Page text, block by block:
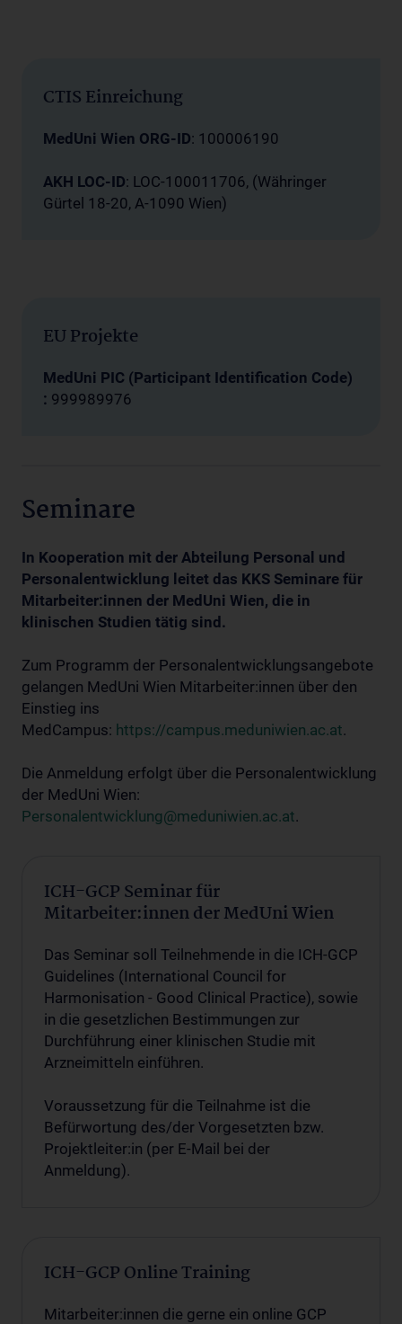
CTIS Einreichung
MedUni Wien ORG-ID: 100006190
AKH LOC-ID: LOC-100011706, (Währinger
Gürtel 18-20, A-1090 Wien)
EU Projekte
MedUni PIC (Participant Identification Code)
: 999989976
Seminare
In Kooperation mit der Abteilung Personal und
Personalentwicklung leitet das KKS Seminare für
Mitarbeiter:innen der MedUni Wien, die in
klinischen Studien tätig sind.
Zum Programm der Personalentwicklungsangebote
gelangen MedUni Wien Mitarbeiter:innen über den
Einstieg ins
MedCampus: https://campus.meduniwien.ac.at.
Die Anmeldung erfolgt über die Personalentwicklung
der MedUni Wien:
Personalentwicklung@meduniwien.ac.at.
ICH-GCP Seminar für
Mitarbeiter:innen der MedUni Wien
Das Seminar soll Teilnehmende in die ICH-GCP
Guidelines (International Council for
Harmonisation - Good Clinical Practice), sowie
in die gesetzlichen Bestimmungen zur
Durchführung einer klinischen Studie mit
Arzneimitteln einführen.
Voraussetzung für die Teilnahme ist die
Befürwortung des/der Vorgesetzten bzw.
Projektleiter:in (per E-Mail bei der
Anmeldung).
ICH-GCP Online Training
Mitarbeiter:innen die gerne ein online GCP